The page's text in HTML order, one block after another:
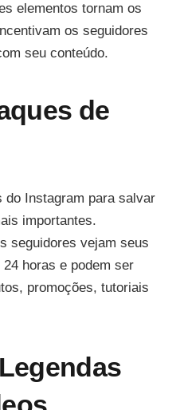
elementos tornam os
os seguidores
seu conteúdo.
de
do Instagram para salvar
importantes.
seguidores vejam seus
horas e podem ser
promoções, tutoriais